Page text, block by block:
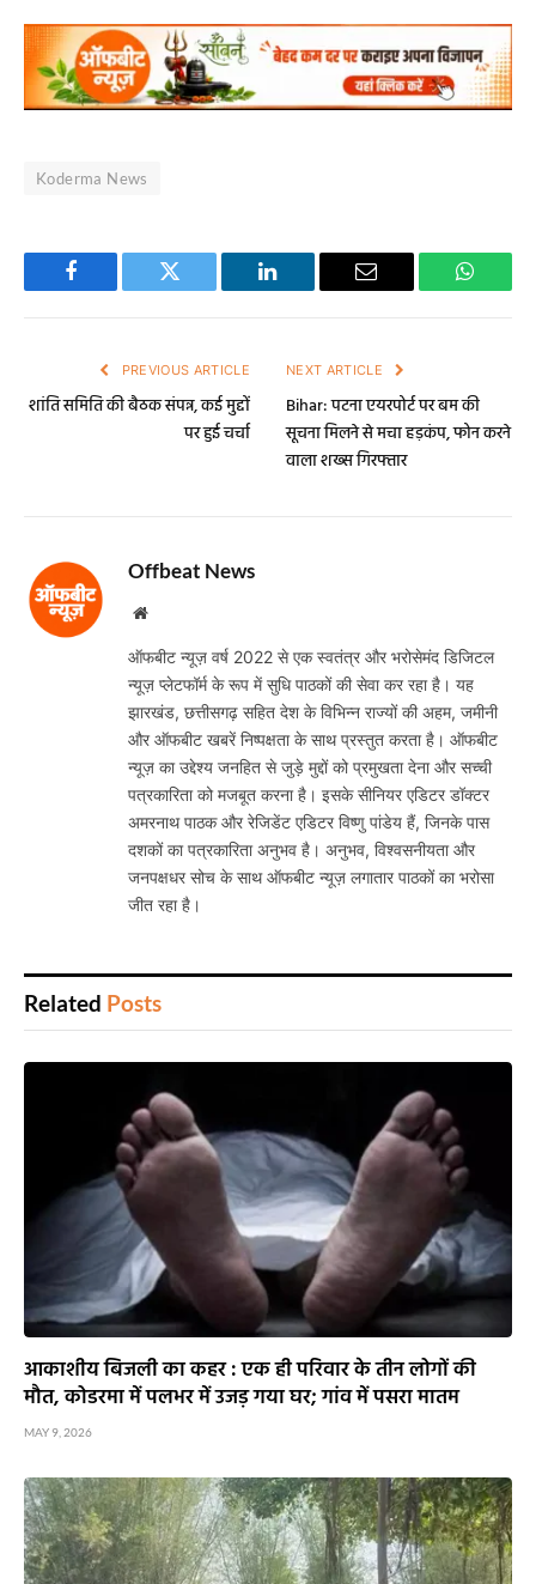
Koderma News
Facebook Twitter LinkedIn Email
PREVIOUS ARTICLE
शांति समिति की बैठक संपन्न, कई मुद्दों
पर हुई चर्चा
NEXT ARTICLE
Bihar: पटना एयरपोर्ट पर बम की
सूचना मिलने से मचा हड़कंप, फोन करने
वाला शख्स गिरफ्तार
Offbeat News
Website
ऑफबीट न्यूज़ वर्ष 2022 से एक स्वतंत्र और भरोसेमंद डिजिटल
न्यूज़ प्लेटफॉर्म के रूप में सुधि पाठकों की सेवा कर रहा है। यह
झारखंड, छत्तीसगढ़ सहित देश के विभिन्न राज्यों की अहम, जमीनी
और ऑफबीट खबरें निष्पक्षता के साथ प्रस्तुत करता है। ऑफबीट
न्यूज़ का उद्देश्य जनहित से जुड़े मुद्दों को प्रमुखता देना और सच्ची
पत्रकारिता को मजबूत करना है। इसके सीनियर एडिटर डॉक्टर
अमरनाथ पाठक और रेजिडेंट एडिटर विष्णु पांडेय हैं, जिनके पास
दशकों का पत्रकारिता अनुभव है। अनुभव, विश्वसनीयता और
जनपक्षधर सोच के साथ ऑफबीट न्यूज़ लगातार पाठकों का भरोसा
जीत रहा है।
Related Posts
आकाशीय बिजली का कहर : एक ही परिवार के तीन लोगों की
मौत, कोडरमा में पलभर में उजड़ गया घर; गांव में पसरा मातम
MAY 9, 2026